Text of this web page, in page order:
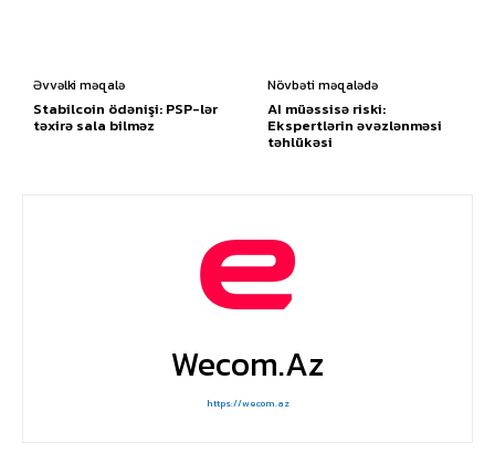
Əvvəlki məqalə
Stabilcoin ödənişi: PSP-lər
təxirə sala bilməz
Növbəti məqalədə
AI müəssisə riski:
Ekspertlərin əvəzlənməsi
təhlükəsi
Wecom.az
https://wecom.az